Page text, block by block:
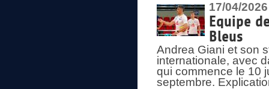
17/04/2026
Equipe
Bleus
Andrea Giani et son
internationale, avec
qui commence le 10
septembre.